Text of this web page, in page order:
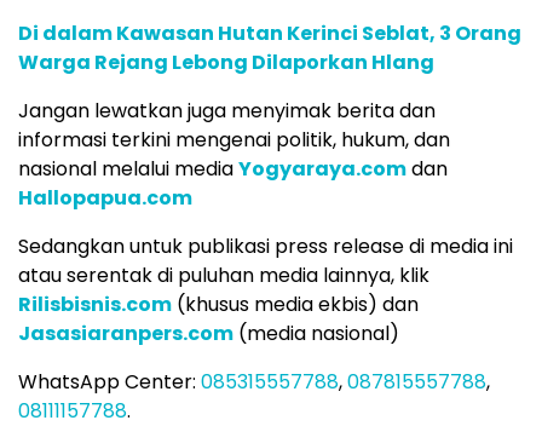
Di dalam Kawasan Hutan Kerinci Seblat, 3 Orang
Warga Rejang Lebong Dilaporkan Hlang
Jangan lewatkan juga menyimak berita dan
informasi terkini mengenai politik, hukum, dan
nasional melalui mediaYogyaraya.comdan
Hallopapua.com
Sedangkan untuk publikasi press release di media ini
atau serentak di puluhan media lainnya, klik
Rilisbisnis.com (khusus media ekbis) dan
Jasasiaranpers.com (media nasional)
WhatsApp Center: 085315557788,087815557788,
08111157788.